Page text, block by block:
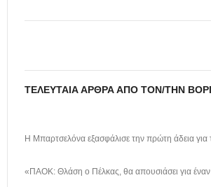
ΤΕΛΕΥΤΑΊΑ ΆΡΘΡΑ ΑΠΌ ΤΟΝ/ΤΗΝ
Η Μπαρτσελόνα εξασφάλισε την πρώτη άδεια
«ΠΑΟΚ: Θλάση ο Πέλκας, θα απουσιάσει για